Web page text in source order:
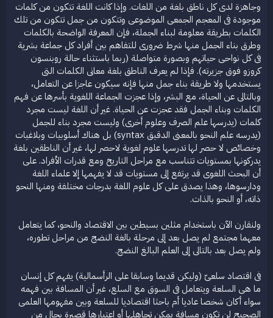
وجاهزة لدى كل ناطق بلغة من اللغات. وإذا كانت اللغة تتكون من كلمات
موجودة فى المعجم الجمعى الموضوعى وتتكون من جمل تتكون من تلك
الكلمات بطريقة معلومة لبناء الجملة، فإن المعرفة الواضحة بالكلمات
وطرق بناء الجمل منها شرط ضرورى للتفاهم بين أفراد كل جماعة بشرية
فى كل نواحى حياتهم وبصورة متواصلة (ربما باستثناء حالة روبنسون
كروزو فوق جزيرته). فإذا لم يعرف الناطق بلغة معانى الكلمات التى
يستخدمها ولا طريقة بناء جمل منها فإنه سيكون عاجزا عن التعامل،
وبالتالى عن الحياة، مع البشر، وإذا عجزت الجماعة اللغوية بأسرها عن فهم
الكلمات وبناء الجمل فقد عجزت عن الحياة. غير أن اللغة ليست مجرد
كلمات (يدرسها علم الصرف وعلوم أخرى) وليست مجرد بناء للجمل
(يدرسه علم النحو بالمعنى الدقيق syntax) بل هناك أسلوبيات وبلاغيات
وخصائص لا حصر لها تدرسها علوم لغوية لاحصر لها، غير أن الناطقين بلغة
يدركونها بمستويات تتناسب مع مراحل التاريخ ومع قدرات الأفراد. على
أن البحث اللغوى قد يرتفع إلى مستويات قد لا يفهمها إلا علماء اللغة
ودارسوها، وهذا يصدق على كل علوم اللغة بدرجات مختلفة ومنها النحو
ذاته، أو النحو بالذات.
ولنقارن الآن باستخدام مثلين بسيطين بين الاقتصاد والنحو، كما يتعامل
معهما مجتمع لم يصل بعد إلى مرحلة بالغة النضج من مراحل تطوره،
ولم يصل بعد بالتالى إلى العلم البالغ النضج.
فى اقتصاد سلعىّ (وليكن قديما وسابقا على الرأسمالية) يفهم كل إنسان
ما هى السلعة ويتعامل فى السوق مع السلع، غير أن المسافة بين فهمه
سواء أكان شخصا عاديا أم باحثا اقتصاديا للسلعة وبين مفهومها العلمى
الصحيح لن تكون مسافة يمكن تجاهلها أو اعتبارها قصيرة بحال من